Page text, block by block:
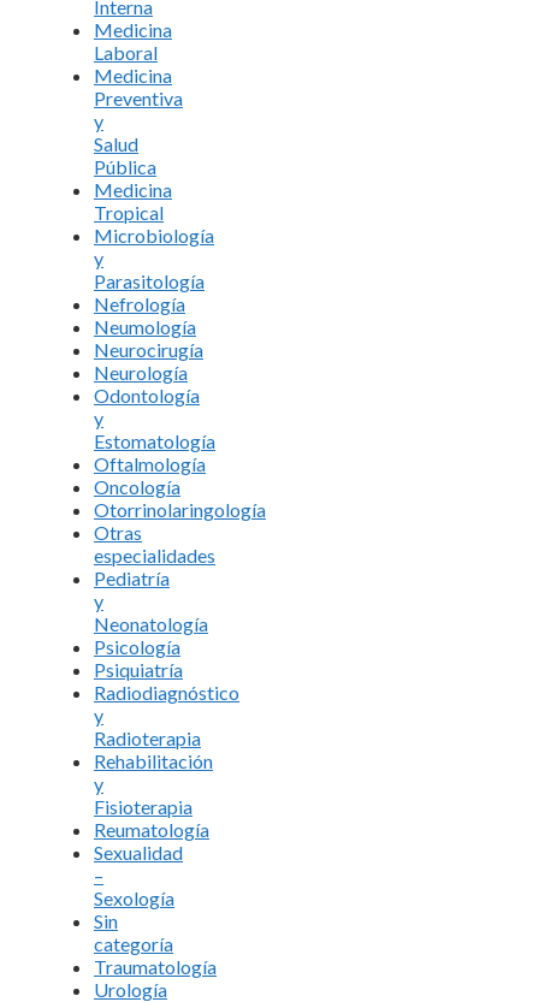
Interna
Medicina
Laboral
Medicina
Preventiva
y
Salud
Pública
Medicina
Tropical
Microbiología
y
Parasitología
Nefrología
Neumología
Neurocirugía
Neurología
Odontología
y
Estomatología
Oftalmología
Oncología
Otorrinolaringología
Otras
especialidades
Pediatría
y
Neonatología
Psicología
Psiquiatría
Radiodiagnóstico
y
Radioterapia
Rehabilitación
y
Fisioterapia
Reumatología
Sexualidad
–
Sexología
Sin
categoría
Traumatología
Urología